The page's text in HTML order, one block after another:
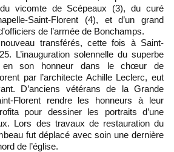
du vicomte de Scépeaux (3), du curé
Saint-Florent (4), et d’un grand
de l’armée de Bonchamps.
transférés, cette fois à Saint-
L’inauguration solennelle du superbe
en son honneur dans le chœur de
par l’architecte Achille Leclerc, eut
D’anciens vétérans de la Grande
Florent rendre les honneurs à leur
pour dessiner les portraits d’une
Lors des travaux de restauration du
fut déplacé avec soin une dernière
de l’église.